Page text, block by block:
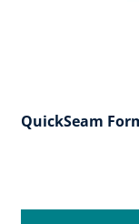
QuickSeam